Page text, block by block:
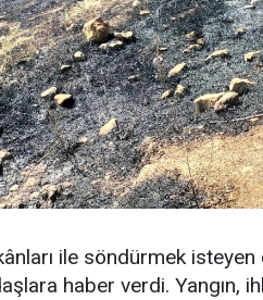
ile söndürmek
haber verdi. Yangın,